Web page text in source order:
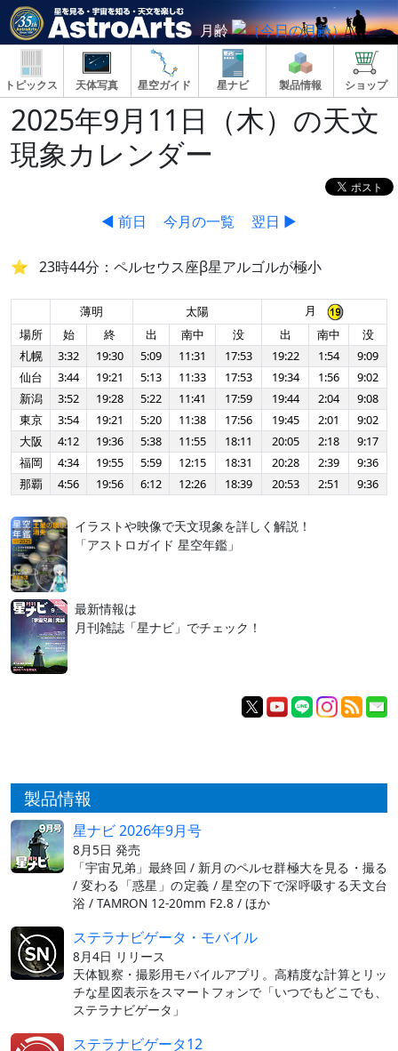
月齢
トピックス 天体写真 星空ガイド 星ナビ 製品情報 ショップ
2025年9月11日（木）の天文
現象カレンダー
◀ 前日 今月の一覧 翌日 ▶
23時44分：ペルセウス座β星アルゴルが極小
薄明 太陽
月
場所
始 終 出 南中 没 出 南中
没
札幌
3:32 19:30 5:09 11:31 17:53 19:22 1:54
9:09
仙台
3:44 19:21 5:13 11:33 17:53 19:34 1:56
9:02
新潟
3:52 19:28 5:22 11:41 17:59 19:44 2:04
9:08
東京
3:54 19:21 5:20 11:38 17:56 19:45 2:01
9:02
大阪
4:12 19:36 5:38 11:55 18:11 20:05 2:18
9:17
福岡
4:34 19:55 5:59 12:15 18:31 20:28 2:39
9:36
那覇
4:56 19:56 6:12 12:26 18:39 20:53 2:51 9:36
イラストや映像で天文現象を詳しく解説！
「アストロガイド 星空年鑑」
最新情報は
月刊雑誌「星ナビ」でチェック！
製品情報
星ナビ 2026年9月号
8月5日 発売
「宇宙兄弟」最終回 / 新月のペルセ群極大を見る・撮る
/ 変わる「惑星」の定義 / 星空の下で深呼吸する天文台
浴 / TAMRON 12-20mm F2.8 / ほか
ステラナビゲータ・モバイル
8月4日 リリース
天体観察・撮影用モバイルアプリ。高精度な計算とリッ
チな星図表示をスマートフォンで「いつでもどこでも、
ステラナビゲータ」
ステラナビゲータ12